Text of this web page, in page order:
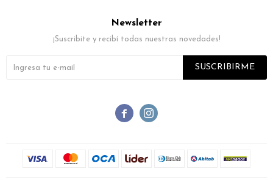
 
Newsletter
¡Suscribite y recibí todas nuestras novedades!
SUSCRIBIRME